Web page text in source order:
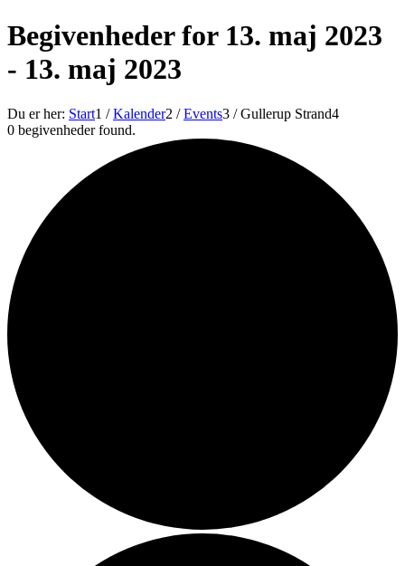
Begivenheder for 13. maj 2023
- 13. maj 2023
Du er her: Start1 / Kalender2 / Events3 / Gullerup Strand4
0 begivenheder found.